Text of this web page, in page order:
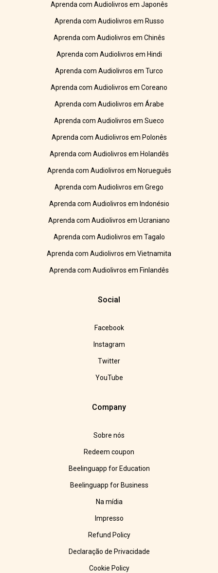
Aprenda com Audiolivros em Japonês
Aprenda com Audiolivros em Russo
Aprenda com Audiolivros em Chinês
Aprenda com Audiolivros em Hindi
Aprenda com Audiolivros em Turco
Aprenda com Audiolivros em Coreano
Aprenda com Audiolivros em Árabe
Aprenda com Audiolivros em Sueco
Aprenda com Audiolivros em Polonês
Aprenda com Audiolivros em Holandês
Aprenda com Audiolivros em Norueguês
Aprenda com Audiolivros em Grego
Aprenda com Audiolivros em Indonésio
Aprenda com Audiolivros em Ucraniano
Aprenda com Audiolivros em Tagalo
Aprenda com Audiolivros em Vietnamita
Aprenda com Audiolivros em Finlandês
Social
Facebook
Instagram
Twitter
YouTube
Company
Sobre nós
Redeem coupon
Beelinguapp for Education
Beelinguapp for Business
Na mídia
Impresso
Refund Policy
Declaração de Privacidade
Cookie Policy